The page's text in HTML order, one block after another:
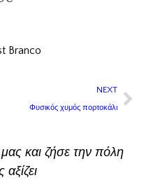
Branco
NEXT
Φυσικός χυμός πορτοκάλι
και ζήσε την πόλη